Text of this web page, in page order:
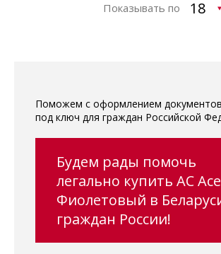
Показывать по
Поможем с оформлением документов
под ключ для граждан Российской
Будем рады помочь
легально купить AC
Фиолетовый в
граждан России!